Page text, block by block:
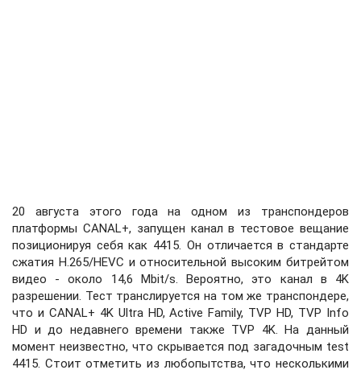
20 августа этого года на одном из транспондеров
платформы CANAL+, запущен канал в тестовое вещание
позиционируя себя как 4415. Он отличается в стандарте
сжатия H.265/HEVC и относительной высоким битрейтом
видео - около 14,6 Mbit/s. Вероятно, это канал в 4K
разрешении. Тест транслируется на том же транспондере,
что и CANAL+ 4K Ultra HD, Active Family, TVP HD, TVP Info
HD и до недавнего времени также TVP 4K. На данный
момент неизвестно, что скрывается под загадочным test
4415. Стоит отметить из любопытства, что несколькими